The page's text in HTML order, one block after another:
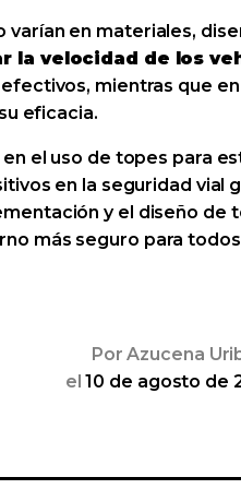
en materiales,
la velocidad de los
mientras que
eficacia.
el uso de topes para
en la seguridad vial
y el diseño
más seguro para
Por Azucena
el 10 de agosto de